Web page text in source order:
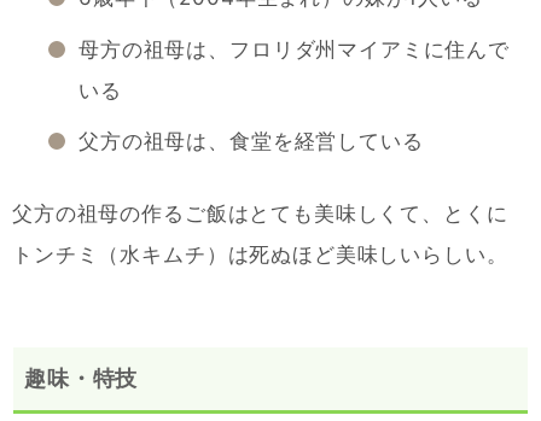
母方の祖母は、フロリダ州マイアミに住んで
いる
父方の祖母は、食堂を経営している
父方の祖母の作るご飯はとても美味しくて、とくに
トンチミ（水キムチ）は死ぬほど美味しいらしい。
趣味・特技